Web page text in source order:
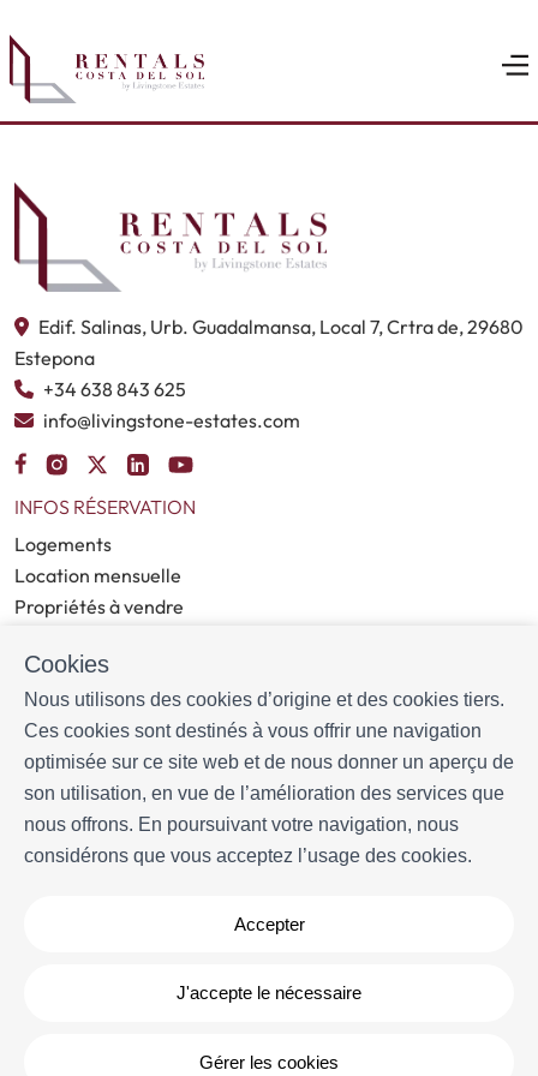
Cookies
Nous utilisons des cookies d’origine et des cookies tiers.
Ces cookies sont destinés à vous offrir une navigation
optimisée sur ce site web et de nous donner un aperçu de
son utilisation, en vue de l’amélioration des services que
nous offrons. En poursuivant votre navigation, nous
considérons que vous acceptez l’usage des cookies.
Accepter
J'accepte le nécessaire
Gérer les cookies
Edif. Salinas, Urb. Guadalmansa, Local 7, Crtra de, 29680
Estepona
+34 638 843 625
info@livingstone-estates.com
INFOS RÉSERVATION
Logements
Location mensuelle
Propriétés à vendre
Blog
À propos de nous
Propriétaires
Expériences
Questions frequentes
. Copyright © Livingwater Estates 2026
| Politique de confidencialité | Politique de cookies